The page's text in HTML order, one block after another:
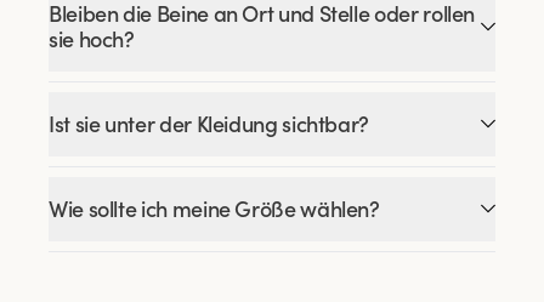
Bleiben die Beine an Ort und Stelle oder rollen
sie hoch?
Ist sie unter der Kleidung sichtbar?
Wie sollte ich meine Größe wählen?